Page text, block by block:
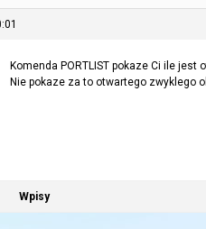
Komenda PORTLIST pokaze Ci ile
Nie pokaze za to otwartego zwyklego
Wpisy